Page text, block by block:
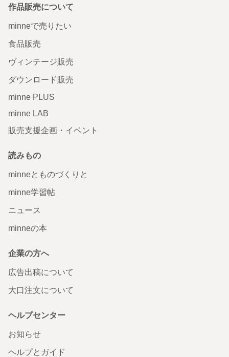
作品販売について
minneで売りたい
食品販売
ヴィンテージ販売
ダウンロード販売
minne PLUS
minne LAB
販売支援企画・イベント
読みもの
minneとものづくりと
minne学習帖
ニュース
minneの本
企業の方へ
広告出稿について
大口注文について
ヘルプセンター
お知らせ
ヘルプとガイド